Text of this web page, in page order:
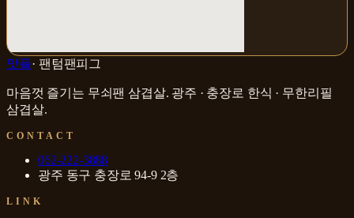
맛플· 팬텀팬피그
마음껏 즐기는 무쇠팬 삼겹살. 광주 · 충장로 한식 · 무한리필
삼겹살.
CONTACT
062-222-3888
광주 동구 충장로 94-9 2층
LINK